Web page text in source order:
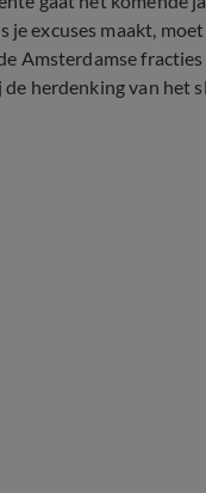
je excuses maakt,
Amsterdamse
herdenking van het